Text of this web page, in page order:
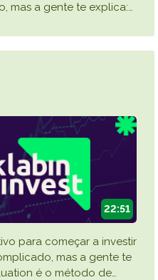
mas a gente te explica:…
22:51
para começar a investir
mas a gente te
é o método de…